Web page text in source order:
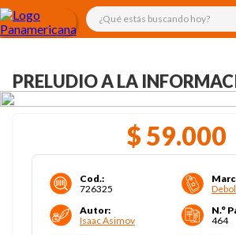
¿Qué estás buscando hoy?
PRELUDIO A LA
$ 59.000
Cod.:
726325
Autor:
Isaac Asimov
N.°
464